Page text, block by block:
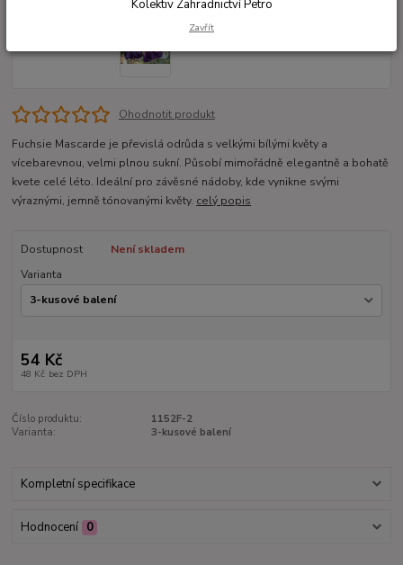
Ohodnotit produkt
Fuchsie Mascarde je převislá odrůda s velkými bílými květy a
vícebarevnou, velmi plnou sukní. Působí mimořádně elegantně a bohatě
kvete celé léto. Ideální pro závěsné nádoby, kde vynikne svými
výraznými, jemně tónovanými květy. celý popis
Dostupnost
Není skladem
Varianta
54 Kč
48 Kč bez DPH
Číslo produktu:
1152F-2
Varianta:
3-kusové balení
Kompletní specifikace
Hodnocení 0
Kolektiv Zahradnictví Petro
Zavřít